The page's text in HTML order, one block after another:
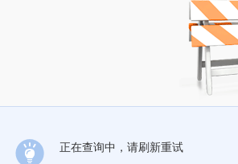
正在查询中，请刷新重试